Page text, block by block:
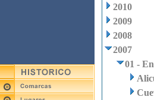
2010
2009
2008
2007
01 -